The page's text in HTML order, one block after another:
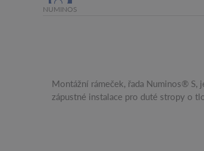
NUMINOS
Montážní rámeček, řada Numinos®
zápustné instalace pro duté stropy o